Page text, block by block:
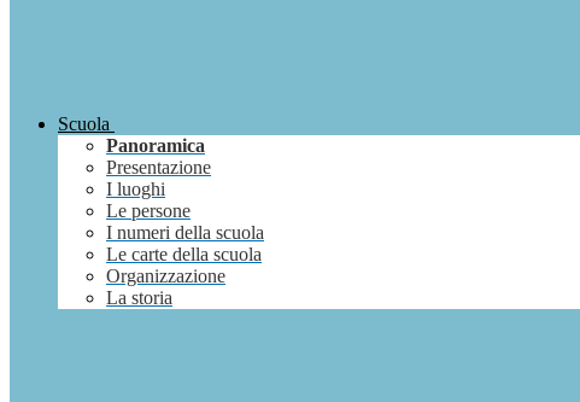
Scuola
Panoramica
Presentazione
I luoghi
Le persone
I numeri della scuola
Le carte della scuola
Organizzazione
La storia